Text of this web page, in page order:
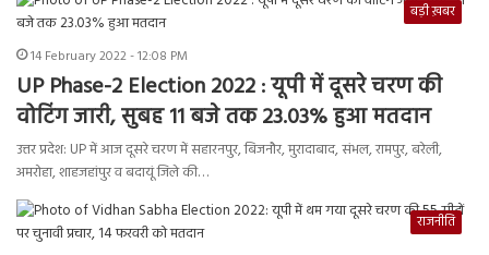
बड़ी ख़बर
14 February 2022 - 12:08 PM
UP Phase-2 Election 2022 : यूपी में दूसरे चरण की
वोटिंग जारी, सुबह 11 बजे तक 23.03% हुआ मतदान
उत्तर प्रदेश: UP में आज दूसरे चरण में सहारनपुर, बिजनौर, मुरादाबाद, संभल, रामपुर, बरेली,
अमरोहा, शाहजहांपुर व बदायूं जिले की…
राजनीति